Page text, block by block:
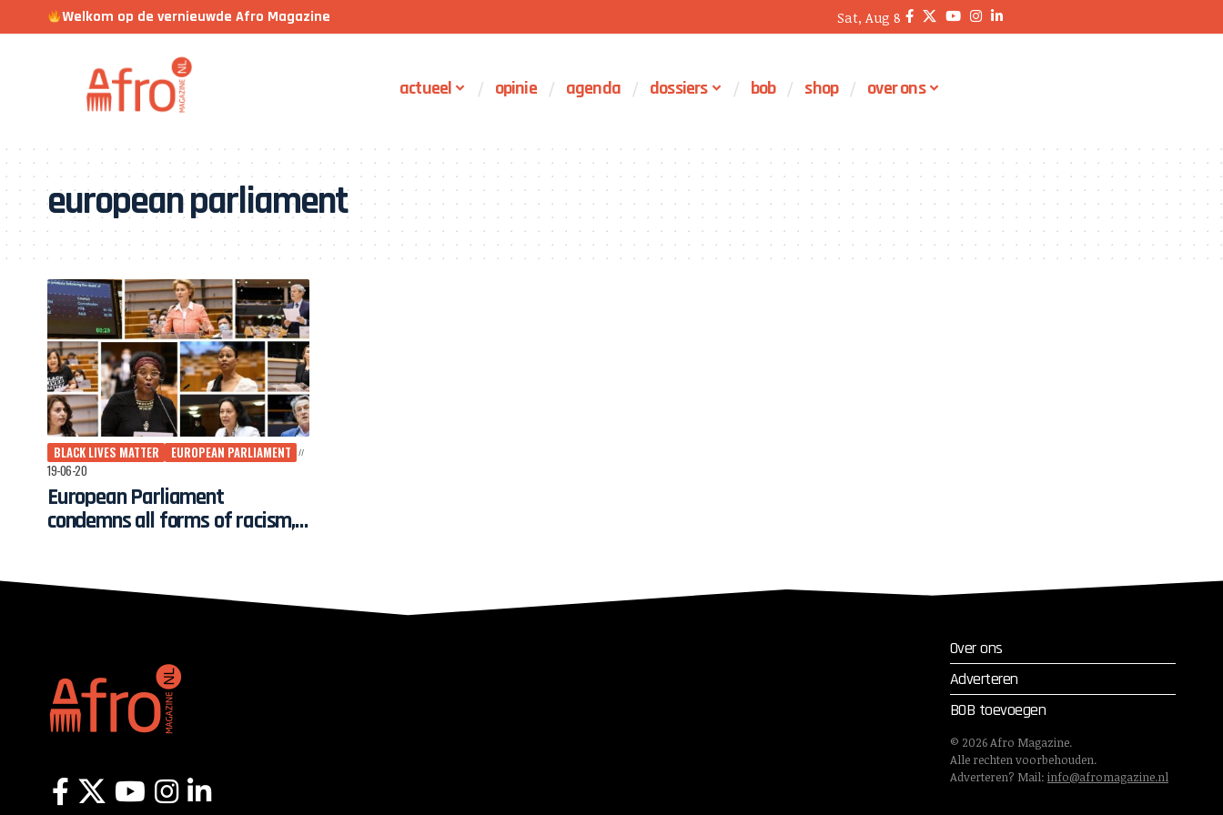
Welkom op de vernieuwde Afro Magazine Sat, Aug 8
actueel opinie agenda dossiers bob shop over ons
european parliament
BLACK LIVES MATTER
EUROPEAN PARLIAMENT
19-06-20
European Parliament
condemns all forms of racism,
Over ons
Adverteren
BOB toevoegen
© 2026Afro Magazine.
Alle rechten voorbehouden.
Adverteren? Mail: info@afromagazine.nl